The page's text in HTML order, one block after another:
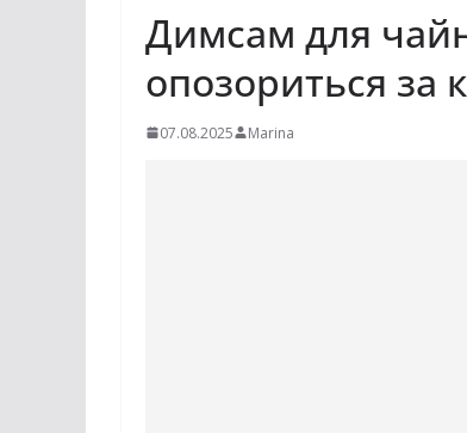
Димсам для
опозориться за
07.08.2025 Marina